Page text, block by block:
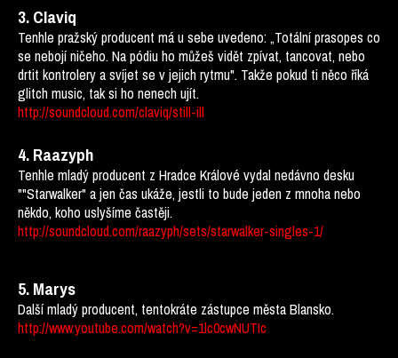
3. Claviq
Tenhle pražský producent má u sebe uvedeno: „Totální prasopes co
se nebojí ničeho. Na pódiu ho můžeš vidět zpívat, tancovat, nebo
drtit kontrolery a svíjet se v jejich rytmu". Takže pokud ti něco říká
glitch music, tak si ho nenech ujít.
http://soundcloud.com/claviq/still-ill
4. Raazyph
Tenhle mladý producent z Hradce Králové vydal nedávno desku
""Starwalker" a jen čas ukáže, jestli to bude jeden z mnoha nebo
někdo, koho uslyšíme častěji.
http://soundcloud.com/raazyph/sets/starwalker-singles-1/
5. Marys
Další mladý producent, tentokráte zástupce města Blansko.
http://www.youtube.com/watch?v=1lc0cwNUTIc